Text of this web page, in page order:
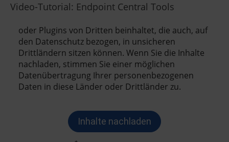
Video-Tutorial: Endpoint Central Tools